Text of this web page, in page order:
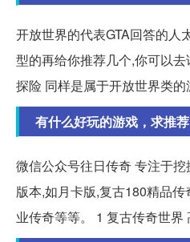
开放世界的代表GTA回答的人
型的再给你推荐几个,你可以
探险 同样是属于开放世界类
有什么好玩的游戏，求推
微信公众号往日传奇 专注于
版本,如月卡版,复古180精品
业传奇等等。 1 复古传奇世界